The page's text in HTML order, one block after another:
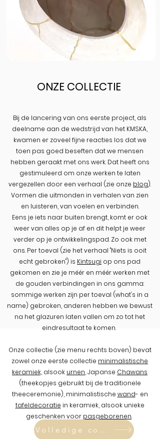
ONZE COLLECTIE
Bij de lancering van ons eerste project, als
deelname aan de wedstrijd van het KMSKA,
kwamen er zoveel fijne reacties los dat we
toen pas goed beseften dat we mensen
hebben geraakt met ons werk. Dat heeft ons
gestimuleerd om onze werken te laten
vergezellen door een verhaal (zie onze blog).
Vormen die uitmonden in verhalen van zien
en luisteren, van voelen en verbinden.
Eens je iets naar buiten brengt, komt er ook
weer van alles op je af en dit helpt je weer
verder op je ontwikkelingspad. Zo ook met
ons. Per toeval (zie het verhaal "Niets is ooit
echt gebroken") is Kintsugi op ons pad
gekomen en zie je méér en méér werken met
de gouden verbindingen in ons gamma:
sommige werken zijn per toeval (what's in a
name) gebroken, anderen hebben we bewust
na het glazuren laten vallen om zo tot het
eindresultaat te komen.
Onze collectie (zie menu rechts boven) bevat
zowel onze eerste collectie minimalistische
keramiek, alsook urnen, Japanse Chawans
(theekopjes gebruikt bij de traditionele
theeceremonie), minimalistische wand- en
tafeldecoratie in keramiek, alsook unieke
geschenken voor pasgeborenen.
Volledige collectie